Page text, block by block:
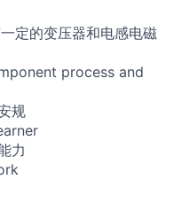
定的变压器和电感电磁
process and
规
力